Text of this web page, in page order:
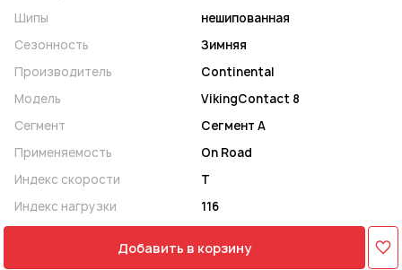
Шипы
нешипованная
Сезонность
Зимняя
Производитель
Continental
Модель
VikingContact 8
Сегмент
Сегмент A
Применяемость
On Road
Индекс скорости
T
Индекс нагрузки
116
Добавить в корзину